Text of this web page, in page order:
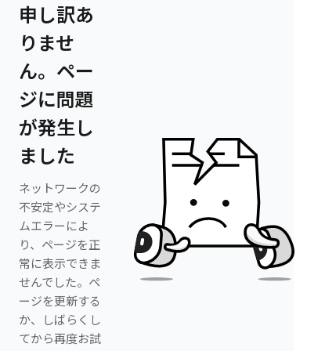
申し訳あ
りませ
ん。ペー
ジに問題
が発生し
ました
ネットワークの
不安定やシステ
ムエラーによ
り、ページを正
常に表示できま
せんでした。ペ
ージを更新する
か、しばらくし
てから再度お試